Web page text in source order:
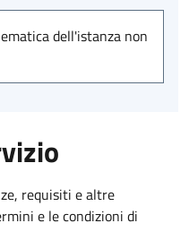
dell'istanza non
requisiti e altre
e le condizioni di